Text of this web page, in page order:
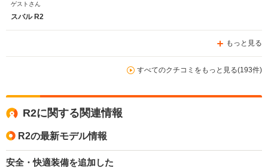
ゲストさん
スバル R2
もっと見る
すべてのクチコミをもっと見る(193件)
R2に関する関連情報
R2の最新モデル情報
安全・快適装備を追加した